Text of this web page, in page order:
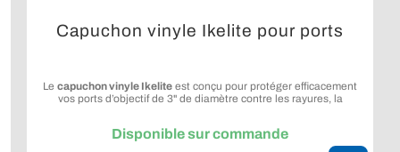
Capuchon vinyle Ikelite pour ports
Le capuchon vinyle Ikelite est conçu pour protéger efficacement
vos ports d’objectif de 3" de diamètre contre les rayures, la
ainsi que les portsDL Macro FlatetDLM Standard Flat
Disponible sur commande